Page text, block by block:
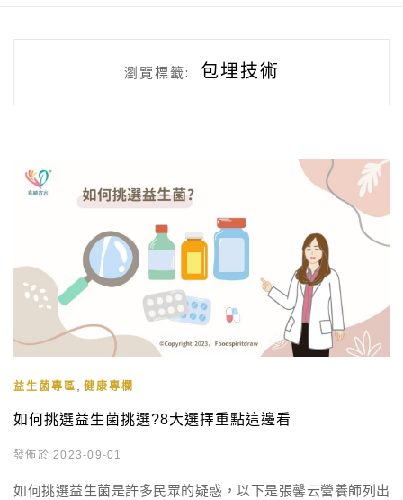
瀏覽標籤: 包埋技術
益生菌專區 , 健康專欄
如何挑選益生菌挑選?8大選擇重點這邊看
發佈於 2023-09-01
如何挑選益生菌是許多民眾的疑惑，以下是張馨云營養師列出